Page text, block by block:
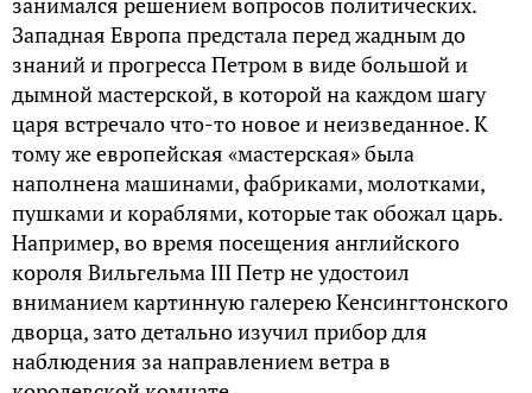
Западная Европа предстала перед жадным до
знаний и прогресса Петром в виде большой и
дымной мастерской, в которой на каждом шагу
царя встречало что-то новое и неизведанное. К
тому же европейская «мастерская» была
наполнена машинами, фабриками, молотками,
пушками и кораблями, которые так обожал царь.
Например, во время посещения английского
короля Вильгельма III Петр не удостоил
вниманием картинную галерею Кенсингтонского
дворца, зато детально изучил прибор для
наблюдения за направлением ветра в